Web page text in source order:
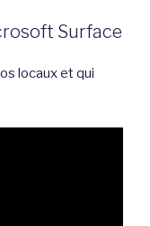
Surface
locaux et qui